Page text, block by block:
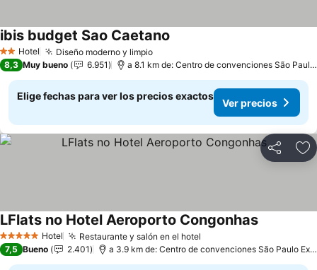
2 Estrellas
Hotel Diseño moderno y limpio
ibis budget Sao Caetano
8,3 Muy bueno 6.951 a 8.1 km de: Centro de convenciones São Paulo Expo
Elige fechas para ver los precios exactos
Ver precios
Compartir
5 Estrellas Hotel Restaurante y salón en el hotel
LFlats no Hotel Aeroporto Congonhas
7,5 Bueno 2.401 a 3.9 km de: Centro de convenciones São Paulo Expo